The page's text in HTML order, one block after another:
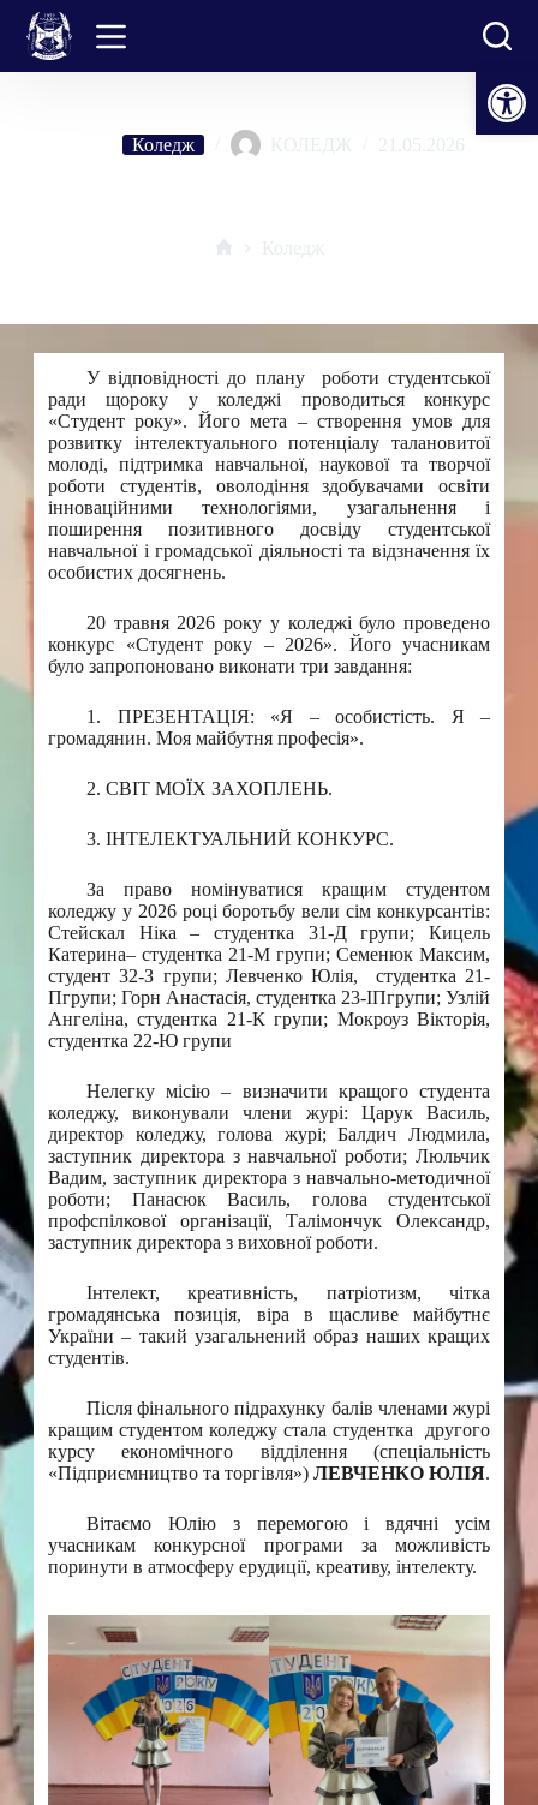
Відкрити Панель інструментів
Перейти
вмісту
Коледж КОЛЕДЖ 21.05.2026
Коледж
У відповідності до плану роботи студентської
ради щороку у коледжі проводиться конкурс
«Студент року». Його мета – створення умов для
розвитку інтелектуального потенціалу талановитої
молоді, підтримка навчальної, наукової та творчої
роботи студентів, оволодіння здобувачами освіти
інноваційними технологіями, узагальнення і
поширення позитивного досвіду студентської
навчальної і громадської діяльності та відзначення їх
особистих досягнень.
20 травня 2026 року у коледжі було проведено
конкурс «Студент року – 2026». Його учасникам
було запропоновано виконати три завдання:
1. ПРЕЗЕНТАЦІЯ: «Я – особистість. Я –
громадянин. Моя майбутня професія».
2. СВІТ МОЇХ ЗАХОПЛЕНЬ.
3. ІНТЕЛЕКТУАЛЬНИЙ КОНКУРС.
За право номінуватися кращим студентом
коледжу у 2026 році боротьбу вели сім конкурсантів:
Стейскал Ніка – студентка 31-Д групи; Кицель
Катерина– студентка 21-М групи; Семенюк Максим,
студент 32-З групи; Левченко Юлія, студентка 21-
Пгрупи; Горн Анастасія, студентка 23-ІПгрупи; Узлій
Ангеліна, студентка 21-К групи; Мокроуз Вікторія,
студентка 22-Ю групи
Нелегку місію – визначити кращого студента
коледжу, виконували члени журі: Царук Василь,
директор коледжу, голова журі; Балдич Людмила,
заступник директора з навчальної роботи; Люльчик
Вадим, заступник директора з навчально-методичної
роботи; Панасюк Василь, голова студентської
профспілкової організації, Талімончук Олександр,
заступник директора з виховної роботи.
Інтелект, креативність, патріотизм, чітка
громадянська позиція, віра в щасливе майбутнє
України – такий узагальнений образ наших кращих
студентів.
Після фінального підрахунку балів членами журі
кращим студентом коледжу стала студентка другого
курсу економічного відділення (спеціальність
«Підприємництво та торгівля») ЛЕВЧЕНКО ЮЛІЯ.
Вітаємо Юлію з перемогою і вдячні усім
учасникам конкурсної програми за можливість
поринути в атмосферу ерудиції, креативу, інтелекту.